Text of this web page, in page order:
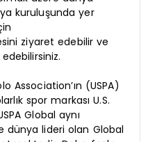
kuruluşunda yer
ziyaret edebilir ve
Association’ın (USPA)
spor markası U.S.
Global aynı
dünya lideri olan Global